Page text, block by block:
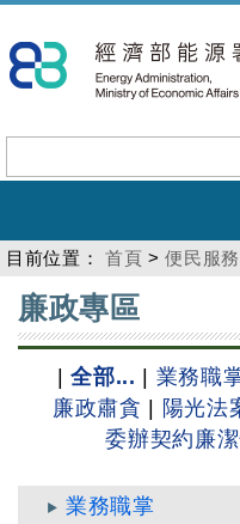
到
主
內
容
目前位置： 首頁 >便民服務
:::
廉政專區
|全部... 業務職
廉政肅貪
陽光法
委辦契約廉
業務職掌